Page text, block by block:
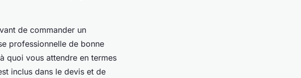
de commander un
professionnelle de bonne
quoi vous attendre en termes
inclus dans le devis et de